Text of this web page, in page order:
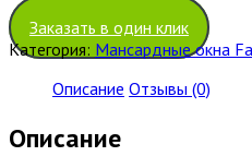
Заказать в один клик
Категория: Мансардные окна
Описание Отзывы (0)
Описание